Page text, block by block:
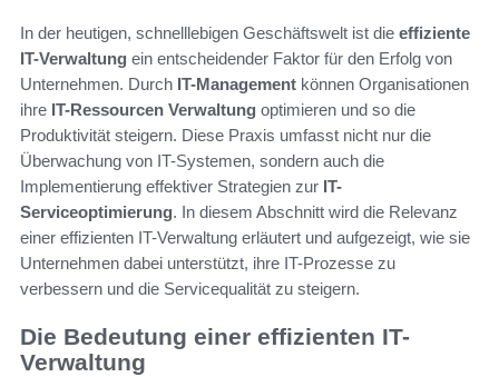
In der heutigen, schnelllebigen Geschäftswelt ist die effiziente
IT-Verwaltung ein entscheidender Faktor für den Erfolg von
Unternehmen. Durch IT-Management können Organisationen
ihre IT-Ressourcen Verwaltung optimieren und so die
Produktivität steigern. Diese Praxis umfasst nicht nur die
Überwachung von IT-Systemen, sondern auch die
Implementierung effektiver Strategien zur IT-
Serviceoptimierung. In diesem Abschnitt wird die Relevanz
einer effizienten IT-Verwaltung erläutert und aufgezeigt, wie sie
Unternehmen dabei unterstützt, ihre IT-Prozesse zu
verbessern und die Servicequalität zu steigern.
Die Bedeutung einer effizienten IT-
Verwaltung